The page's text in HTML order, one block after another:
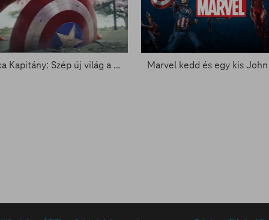
Amerika Kapitány: Szép új világ a FilmPremieren